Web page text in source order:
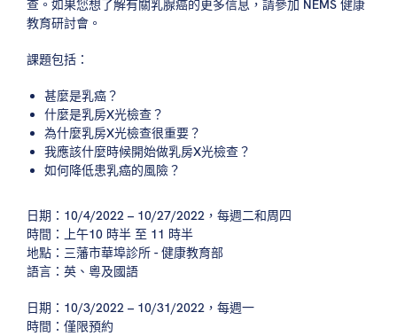
查。如果您想了解有關乳腺癌的更多信息，請參加 NEMS 健康
教育研討會。
課題包括：
甚麼是乳癌？
什麼是乳房X光檢查？
為什麼乳房X光檢查很重要？
我應該什麼時候開始做乳房X光檢查？
如何降低患乳癌的風險？
日期：10/4/2022 – 10/27/2022，每週二和周四
時間：上午10 時半 至 11 時半
地點：三藩市華埠診所 - 健康教育部
語言：英、粵及國語
日期：10/3/2022 – 10/31/2022，每週一
時間：僅限預約